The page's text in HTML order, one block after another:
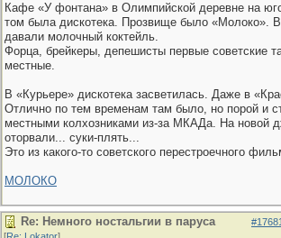
Кафе «У фонтана» в Олимпийской деревне на
том была дискотека. Прозвище было «Молоко».
давали молочный коктейль.
Форца, брейкеры, депешисты первые советские
местные.
В «Курьере» дискотека засветилась. Даже в
Отлично по тем временам там было, но порой и
местными колхозниками из-за МКАДа. На новой
оторвали... суки-плять...
Это из какого-то советского перестроечного
МОЛОКО
Re: Немного ностальгии в паруса